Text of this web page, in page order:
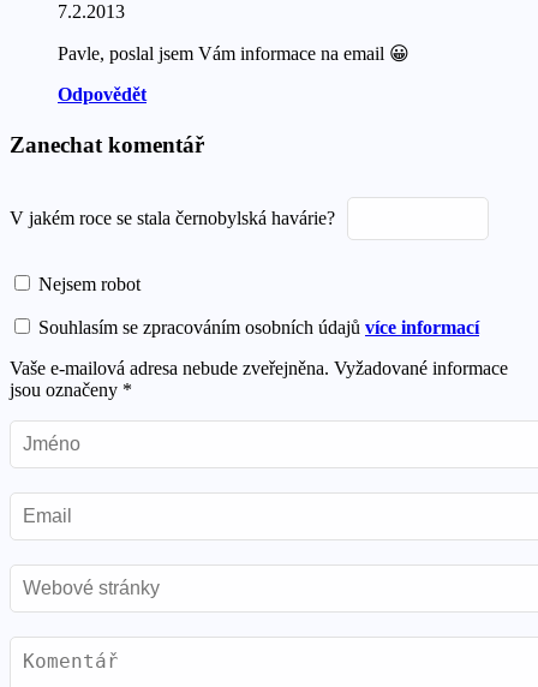
7.2.2013
Pavle, poslal jsem Vám informace na email 😀
Odpovědět
Zanechat komentář
V jakém roce se stala černobylská havárie?
Nejsem robot
Souhlasím se zpracováním osobních údajů více informací
Vaše e-mailová adresa nebude zveřejněna. Vyžadované informace
jsou označeny *